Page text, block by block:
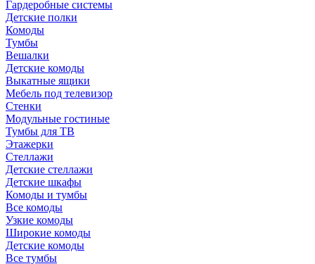
Гардеробные системы
Детские полки
Комоды
Тумбы
Вешалки
Детские комоды
Выкатные ящики
Мебель под телевизор
Стенки
Модульные гостиные
Тумбы для ТВ
Этажерки
Стеллажи
Детские стеллажи
Детские шкафы
Комоды и тумбы
Все комоды
Узкие комоды
Широкие комоды
Детские комоды
Все тумбы